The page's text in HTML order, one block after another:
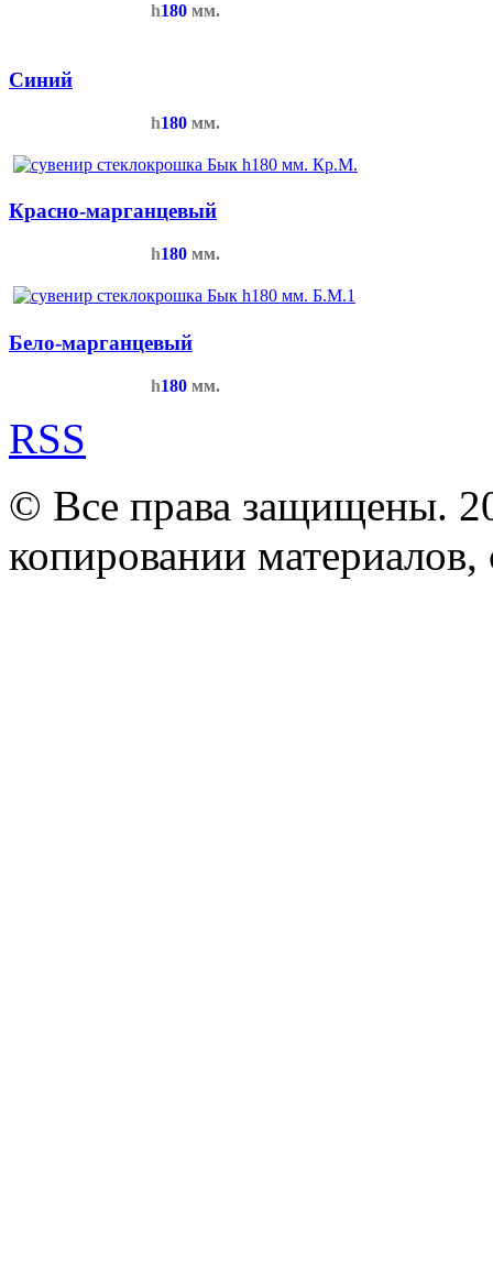
h180мм.
Синий
h180мм.
Красно-марганцевый
h180мм.
Бело-марганцевый
h180мм.
RSS
© Все права защищены.
копировании материалов,